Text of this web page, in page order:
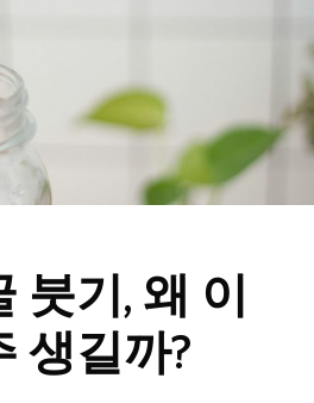
붓기, 왜 이
생길까?